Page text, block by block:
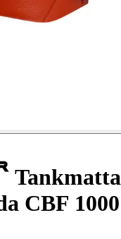
Tankmatta
CBF 1000